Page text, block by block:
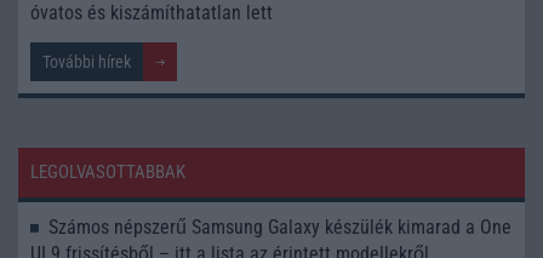
óvatos és kiszámíthatatlan lett
További hírek
LEGOLVASOTTABBAK
Számos népszerű Samsung Galaxy készülék kimarad a One